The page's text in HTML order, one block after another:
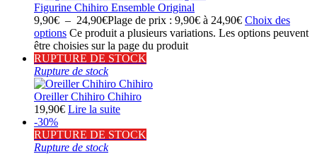
Figurine Chihiro Ensemble Original
9,90€ – 24,90€Plage de prix : 9,90€ à 24,90€ Choix des
options Ce produit a plusieurs variations. Les options peuvent
être choisies sur la page du produit
RUPTURE DE STOCK
Rupture de stock
Oreiller Chihiro Chihiro
19,90€ Lire la suite
-30%
RUPTURE DE STOCK
Rupture de stock